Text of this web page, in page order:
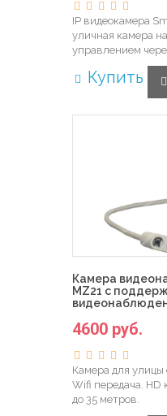
IP видеокамера
уличная камера
управлением
Купить
Камера
MZ21 с
4600 руб.
Камера для улицы
Wifi передача. HD
до 35 метров.